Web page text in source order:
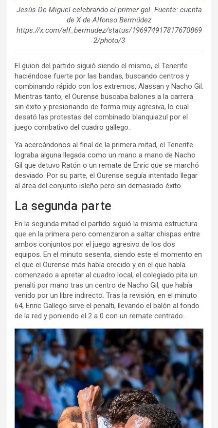
Jesús De Miguel celebrando el primer gol. Fuente: cuenta
de X de Alfonso Bermúdez
https://x.com/alf_bermudez/status/196974917817670869
2/photo/3
El guion del partido siguió siendo el mismo, el Tenerife
haciéndose fuerte por las bandas, buscando centros y
combinando rápido con los extremos, Alassan y Nacho Gil.
Mientras tanto, el Ourense buscaba balones a la carrera
sin éxito y presionando de forma muy agresiva, lo cual
desató las protestas del combinado blanquiazul por el
juego combativo del cuadro gallego.
Ya acercándonos al final de la primera mitad, el Tenerife
lograba alguna llegada como un mano a mano de Nacho
Gil que detuvo Ratón o un remate de Enric que se marchó
desviado. Por su parte, el Ourense seguía intentado llegar
al área del conjunto isleño pero sin demasiado éxito.
La segunda parte
En la segunda mitad el partido siguió la misma estructura
que en la primera pero comenzaron a saltar chispas entre
ambos conjuntos por el juego agresivo de los dos
equipos. En el minuto sesenta, siendo este el momento en
el que el Ourense más había crecido y en el que había
comenzado a apretar al cuadro local, el colegiado pita un
penalti por mano tras un centro de Nacho Gil, que había
venido por un libre indirecto. Tras la revisión, en el minuto
64, Enric Gallego sirve el penalti, llevando el balón al fondo
de la red y poniendo el 2 a 0 con un remate centrado.